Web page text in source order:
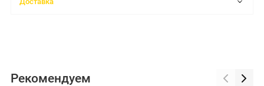
Рекомендуем